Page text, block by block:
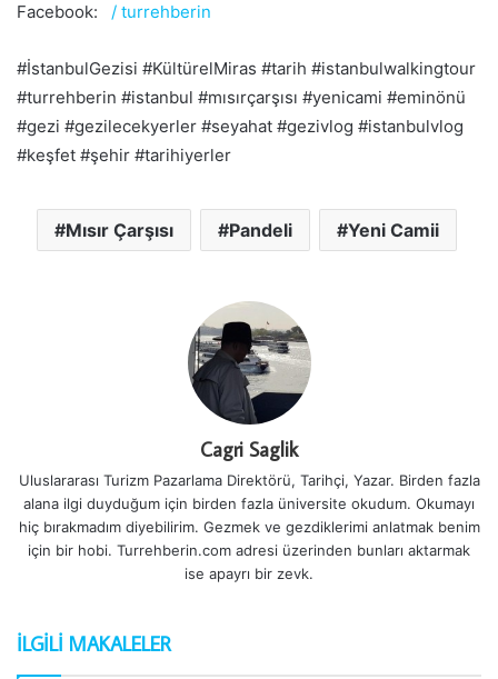
Facebook:
/ turrehberin
#İstanbulGezisi #KültürelMiras #tarih #istanbulwalkingtour
#turrehberin #istanbul #mısırçarşısı #yenicami #eminönü
#gezi #gezilecekyerler #seyahat #gezivlog #istanbulvlog
#keşfet #şehir #tarihiyerler
Mısır Çarşısı Pandeli Yeni Camii
Cagri Saglik
Uluslararası Turizm Pazarlama Direktörü, Tarihçi, Yazar. Birden fazla
alana ilgi duyduğum için birden fazla üniversite okudum. Okumayı
hiç bırakmadım diyebilirim. Gezmek ve gezdiklerimi anlatmak benim
için bir hobi. Turrehberin.com adresi üzerinden bunları aktarmak
ise apayrı bir zevk.
İLGILI MAKALELER